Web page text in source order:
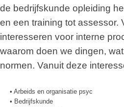
de bedrijfskunde opleiding
en een training tot assessor.
interesseren voor interne
waarom doen we dingen,
normen. Vanuit deze
• Arbeids en organisatie psyc
• Bedrijfskunde